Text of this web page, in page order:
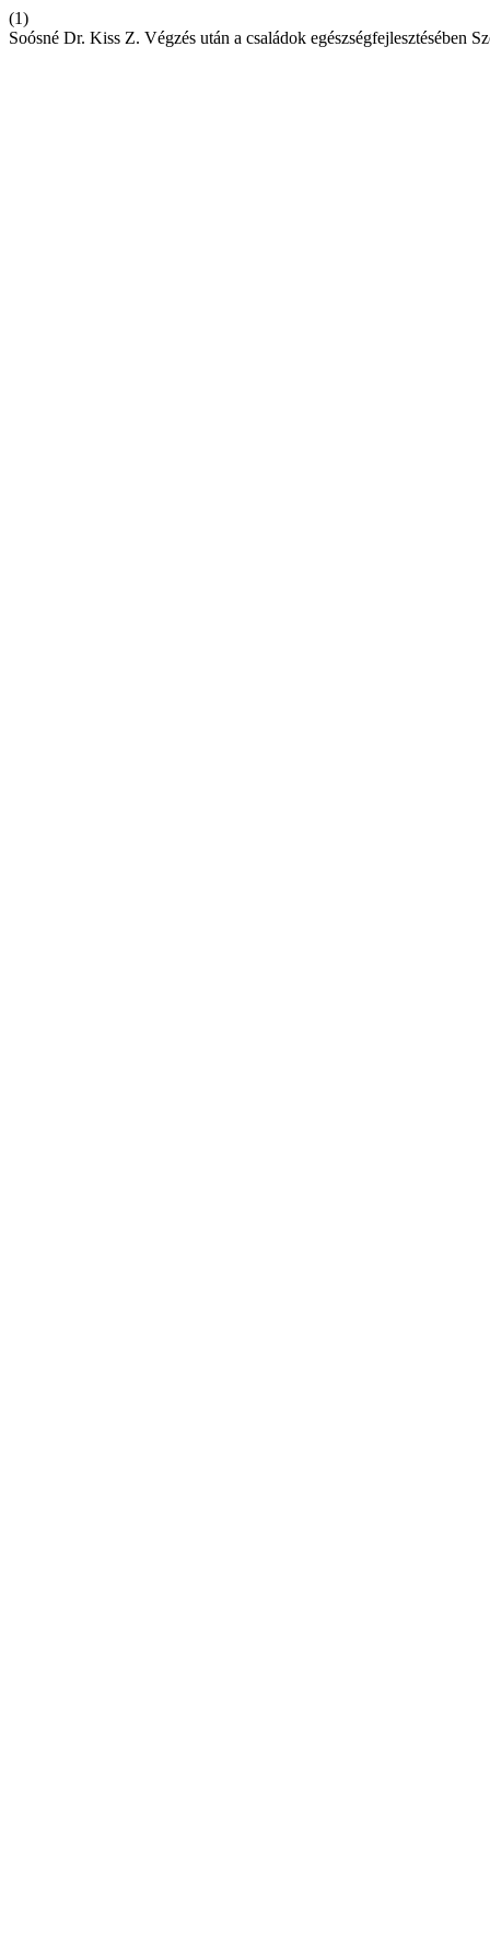
(1)
Soósné Dr. Kiss Z. Végzés után a családok egészségfejlesztésében